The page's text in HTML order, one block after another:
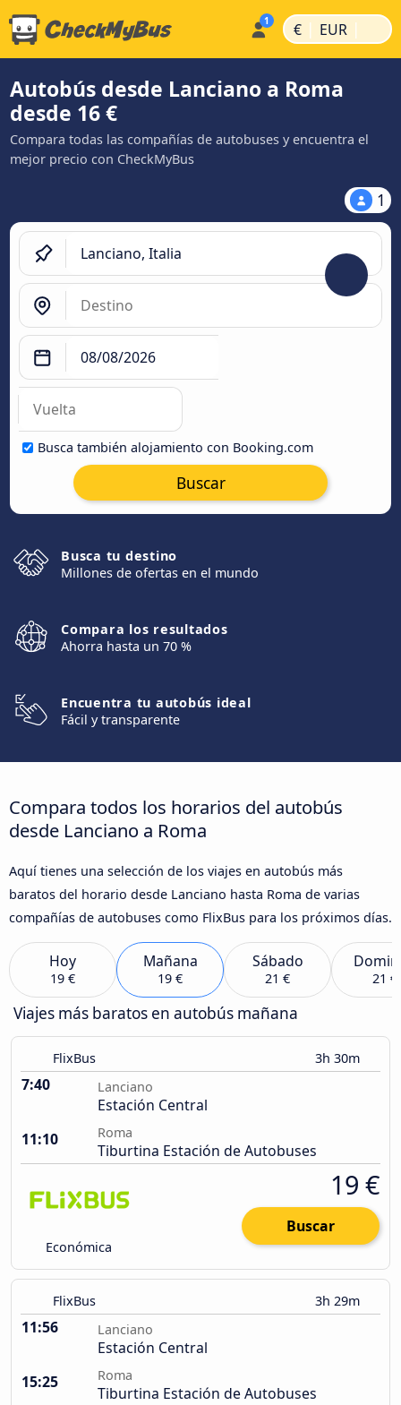
€ | EUR |
Autobús desde Lanciano a Roma
desde 16 €
Compara todas las compañías de autobuses y encuentra el
mejor precio con CheckMyBus
1
Busca también alojamiento con Booking.com
Buscar
Busca tu destino
Millones de ofertas en el mundo
Compara los resultados
Ahorra hasta un 70 %
Encuentra tu autobús ideal
Fácil y transparente
Compara todos los horarios del autobús
desde Lanciano a Roma
Aquí tienes una selección de los viajes en autobús más
baratos del horario desde Lanciano hasta Roma de varias
compañías de autobuses como FlixBus para los próximos días.
Hoy
19 €
Mañana
19 €
Sábado
21 € 21 €
Viajes más baratos en autobús mañana
FlixBus 3h 30m
7:40 Lanciano
Estación Central
11:10
Roma
Tiburtina Estación de Autobuses
Económica
19 €
Buscar
FlixBus 3h 29m
11:56 Lanciano
Estación Central
15:25
Roma
Tiburtina Estación de Autobuses